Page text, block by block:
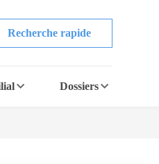
Recherche rapide
Dossiers